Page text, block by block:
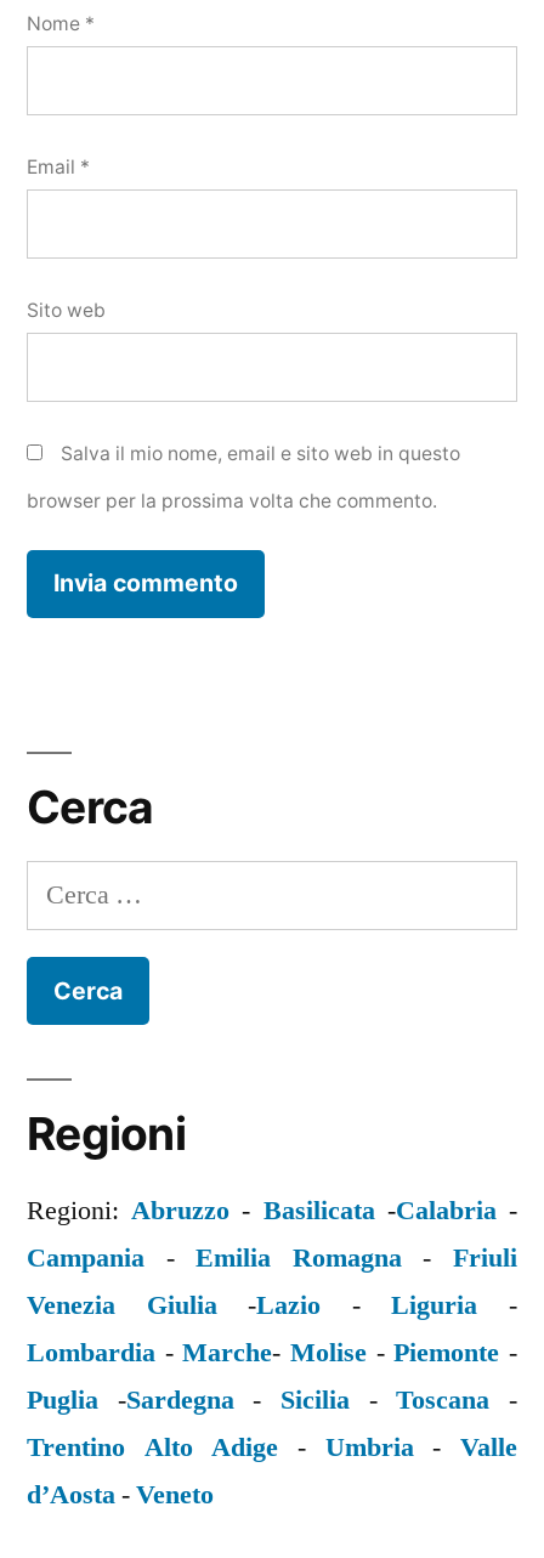
Nome *
Email *
Sito web
Salva il mio nome, email e sito web in questo
browser per la prossima volta che commento.
Cerca
Ricerca
per:
Regioni
Regioni:Abruzzo - Basilicata-Calabria-
Campania -Emilia Romagna-Friuli
Venezia Giulia-Lazio -Liguria -
Lombardia -Marche-Molise -Piemonte -
Puglia -Sardegna- Sicilia -Toscana -
Trentino Alto Adige - Umbria-Valle
d’Aosta-Veneto